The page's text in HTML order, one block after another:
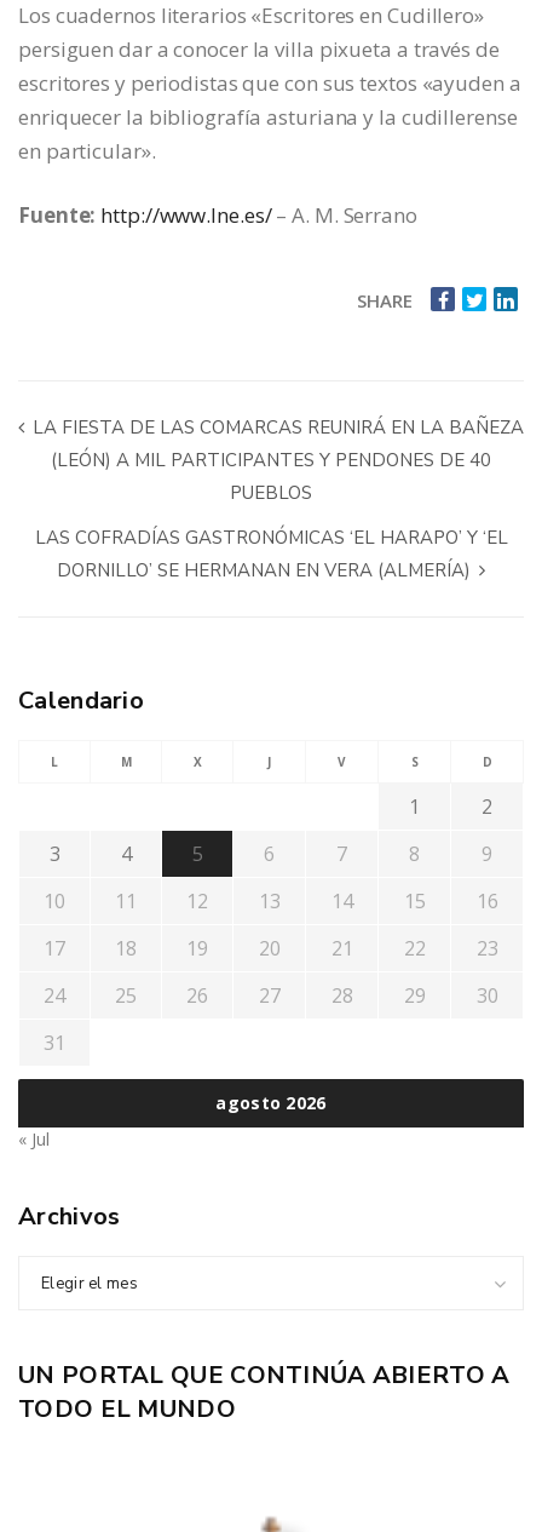
Los cuadernos literarios «Escritores en Cudillero»
persiguen dar a conocer la villa pixueta a través de
escritores y periodistas que con sus textos «ayuden a
enriquecer la bibliografía asturiana y la cudillerense
en particular».
Fuente: http://www.lne.es/– A. M. Serrano
SHARE
LA FIESTA DE LAS COMARCAS REUNIRÁ EN LA BAÑEZA
(LEÓN) A MIL PARTICIPANTES Y PENDONES DE 40
PUEBLOS
LAS COFRADÍAS GASTRONÓMICAS ‘EL HARAPO’ Y ‘EL
DORNILLO’ SE HERMANAN EN VERA (ALMERÍA)
Calendario
agosto 2026
L M X J V S D
1
2
3
4 5 6 7 8
9
10
11 12 13 14 15
16
17
18 19 20 21 22
23
24
25 26 27 28 29
30
31
« Jul
Archivos
Elegir el mes
UN PORTAL QUE CONTINÚA ABIERTO A
TODO EL MUNDO